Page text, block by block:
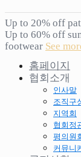
Up to 20% off
Up to 60% off
footwear See
홈페이지
협회소개
인사말
조직구
지역회
협회정
평의원
커뮤니